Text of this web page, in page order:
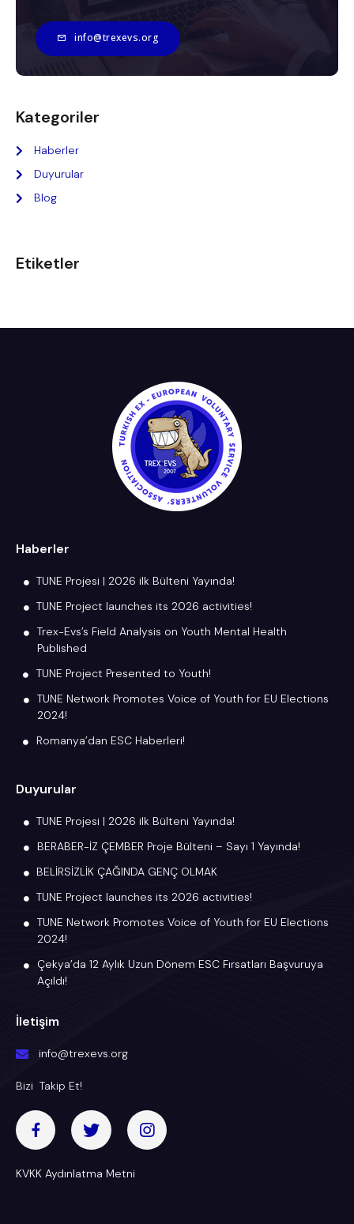
info@trexevs.org
Kategoriler
Haberler
Duyurular
Blog
Etiketler
Haberler
TUNE Projesi | 2026 ilk Bülteni Yayında!
TUNE Project launches its 2026 activities!
Trex-Evs’s Field Analysis on Youth Mental Health
Published
TUNE Project Presented to Youth!
TUNE Network Promotes Voice of Youth for EU Elections
2024!
Romanya’dan ESC Haberleri!
Duyurular
TUNE Projesi | 2026 ilk Bülteni Yayında!
BERABER-İZ ÇEMBER Proje Bülteni – Sayı 1 Yayında!
BELİRSİZLİK ÇAĞINDA GENÇ OLMAK
TUNE Project launches its 2026 activities!
TUNE Network Promotes Voice of Youth for EU Elections
2024!
Çekya’da 12 Aylık Uzun Dönem ESC Fırsatları Başvuruya
Açıldı!
İletişim
info@trexevs.org
Bizi Takip Et!
KVKK Aydınlatma Metni